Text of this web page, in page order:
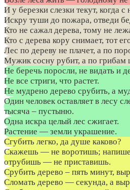
И у березки слезки текут, когда с
Искру туши до пожара, отведи
Кто не сажал дерева, тому не
Кто с дерева кору снимает, тот
Лес по дереву не плачет, а по
Мужик сосну рубит, а по грибам
Не беречь поросли, не видать и
Не все стриги, что растет.
Не мудрено дерево срубить, а
Один человек оставляет в лесу
тысяча – пустыню.
Одна искра целый лес сжигает.
Растение — земли украшение.
Сгубить легко, да душе каково?
Скажешь — не воротишь;
отрубишь — не приставишь.
Срубить дерево – пять минут,
Сломать дерево — секунда, а